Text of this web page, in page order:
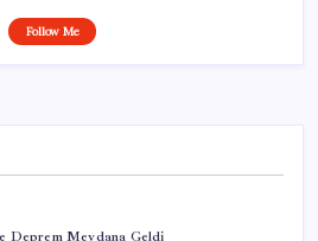
Follow Me
Deprem Meydana Geldi